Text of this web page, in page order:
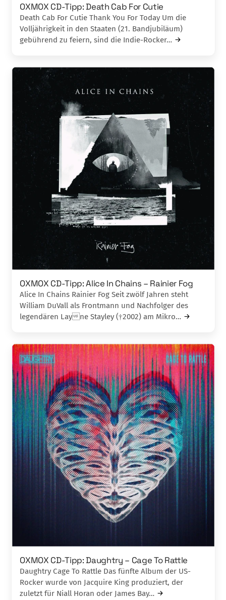
OXMOX CD-Tipp: Death Cab For Cutie
Death Cab For Cutie Thank You For Today Um die
Volljährigkeit in den Staaten (21. Bandjubiläum)
gebührend zu feiern, sind die Indie-Rocker…
OXMOX CD-Tipp: Alice In Chains – Rainier Fog
Alice In Chains Rainier Fog Seit zwölf Jahren steht
William DuVall als Frontmann und Nachfolger des
legendären Layne Stayley (†2002) am Mikro…
OXMOX CD-Tipp: Daughtry – Cage To Rattle
Daughtry Cage To Rattle Das fünfte Album der US-
Rocker wurde von Jacquire King produziert, der
zuletzt für Niall Horan oder James Bay…